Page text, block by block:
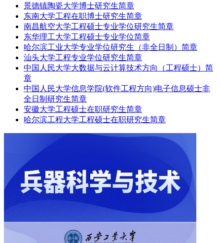
景德镇陶瓷大学博士研究生简章
东南大学工程在职博士研究生简章
南昌航空大学工程硕士专业学位研究生简章
东华理工大学工程硕士专业学位简章
哈尔滨工业大学专业学位研究生（非全日制）简章
汕头大学工程专业学位研究生简章
中国人民大学大数据与云计算技术方向（工程硕士）简
章
中国人民大学信息学院(软件工程方向)电子信息硕士非
全日制研究生简章
安徽大学工程硕士在职研究生简章
哈尔滨工程大学工程硕士在职研究生简章